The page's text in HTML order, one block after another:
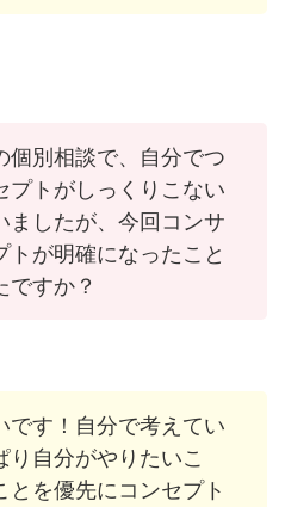
個別相談で、自分でつ
プトがしっくりこない
ましたが、今回コンサ
トが明確になったこと
ですか？
です！自分で考えてい
り自分がやりたいこ
とを優先にコンセプト